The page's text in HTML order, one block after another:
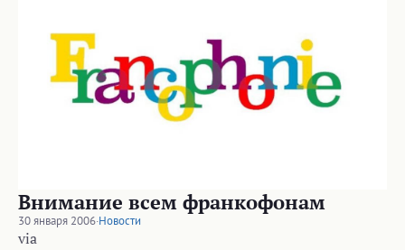
Внимание всем франкофонам
30 января 2006·Новости
via